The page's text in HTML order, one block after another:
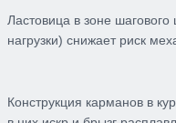
Ластовица в зоне
нагрузки) снижает риск
Конструкция карманов в